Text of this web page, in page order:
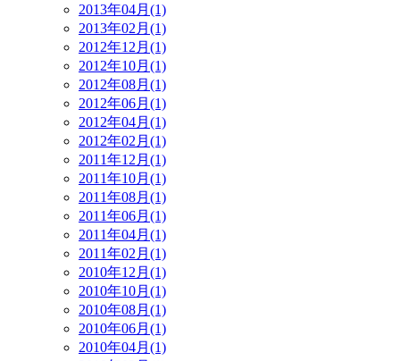
2013年04月(1)
2013年02月(1)
2012年12月(1)
2012年10月(1)
2012年08月(1)
2012年06月(1)
2012年04月(1)
2012年02月(1)
2011年12月(1)
2011年10月(1)
2011年08月(1)
2011年06月(1)
2011年04月(1)
2011年02月(1)
2010年12月(1)
2010年10月(1)
2010年08月(1)
2010年06月(1)
2010年04月(1)